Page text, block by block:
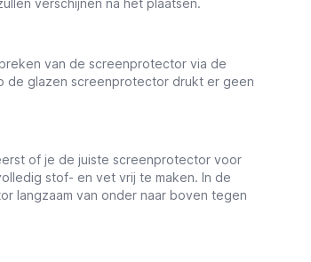
verschijnen na het plaatsen.
van de screenprotector via de
de glazen screenprotector drukt er geen
of je de juiste screenprotector voor
stof- en vet vrij te maken. In de
langzaam van onder naar boven tegen